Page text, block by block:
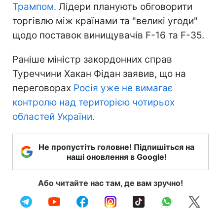
Трампом. Лідери планують обговорити
торгівлю між країнами та "великі угоди"
щодо поставок винищувачів F-16 та F-35.
Раніше міністр закордонних справ
Туреччини Хакан Фідан заявив, що на
переговорах Росія уже не вимагає
контролю над територією чотирьох
областей України.
Не пропустіть головне! Підпишіться на
наші оновлення в Google!
Або читайте нас там, де вам зручно!